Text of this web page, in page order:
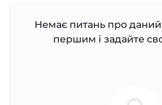
Немає питань про даний
першим і задайте